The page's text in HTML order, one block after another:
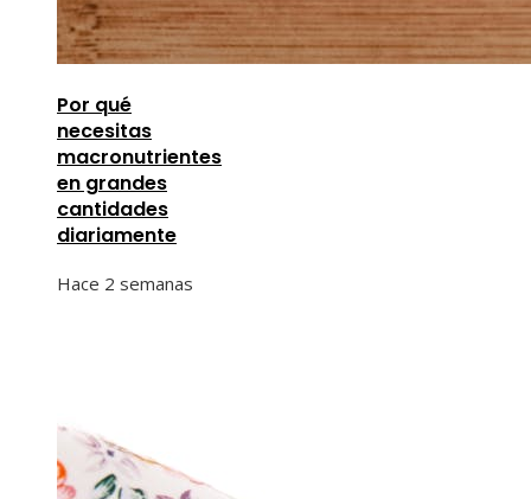
Por qué
necesitas
macronutrientes
en grandes
cantidades
diariamente
Hace 2 semanas